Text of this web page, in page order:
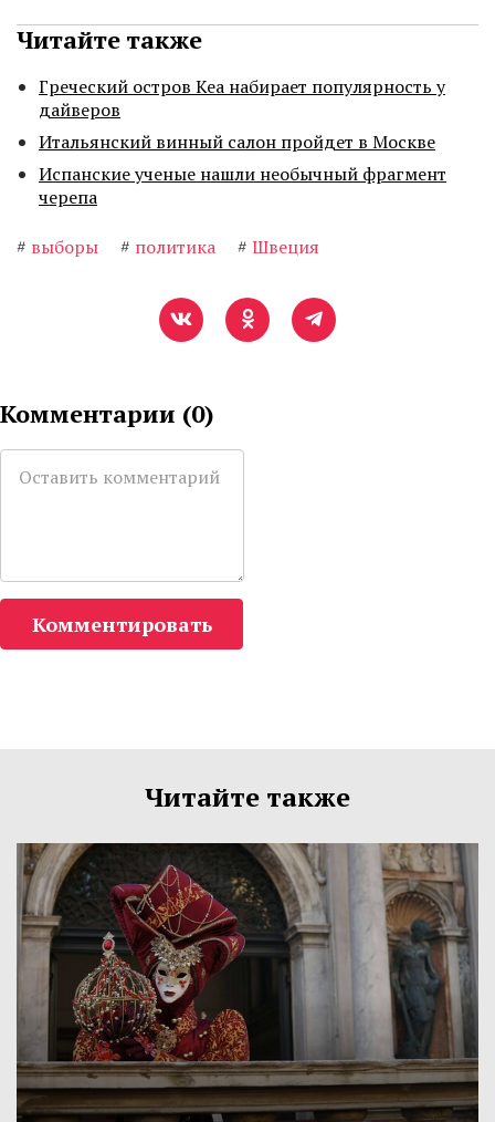
Читайте также
Греческий остров Кеа набирает популярность у
дайверов
Итальянский винный салон пройдет в Москве
Испанские ученые нашли необычный фрагмент
черепа
# выборы # политика # Швеция
Комментарии (0)
Комментировать
Читайте также